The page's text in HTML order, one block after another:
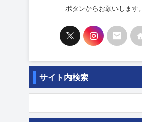
ボタンからお願いします。
サイト内検索